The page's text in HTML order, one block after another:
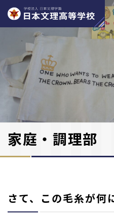
家庭・調理部
さて、この毛糸が何